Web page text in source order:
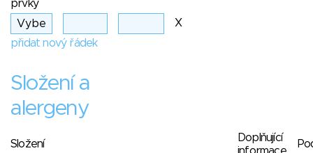
prvky
X
přidat nový řádek
Složení a
alergeny
Složení
Doplňující